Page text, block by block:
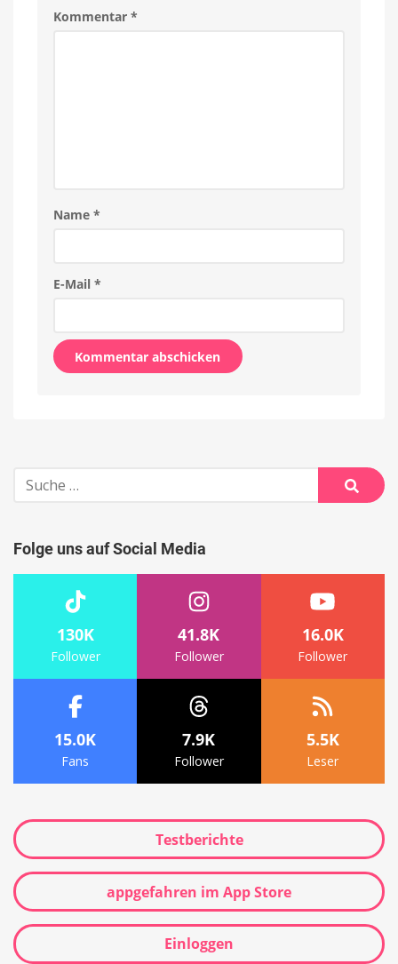
Kommentar *
Name *
E-Mail *
Suche
nach:
Suche
Folge uns auf Social Media
130K
Follower
41.8K
Follower
16.0K
Follower
15.0K
Fans
7.9K
Follower
5.5K
Leser
Testberichte
appgefahren im App Store
Einloggen